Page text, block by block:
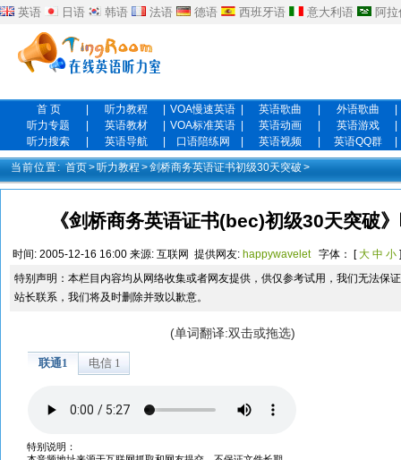
英语 日语 韩语 法语 德语 西班牙语 意大利语 阿
首 页 听力教程 VOA慢速英语 英语歌曲 外语歌曲
听力专题
英语教材 VOA标准英语 英语动画 英语游戏
听力搜索
英语导航 口语陪练网 英语视频 英语QQ群
当前位置: 首页>听力教程 >剑桥商务英语证书初级30天突破 >
《剑桥商务英语证书(bec)初级30天突破
时间: 2005-12-16 16:00 来源: 互联网 提供网友: happywavelet 字体： [大 中 小 ]
特别声明：本栏目内容均从网络收集或者网友提供，供仅参考试用，我们无法保
站长联系，我们将及时删除并致以歉意。
(单词翻译:双击或拖选)